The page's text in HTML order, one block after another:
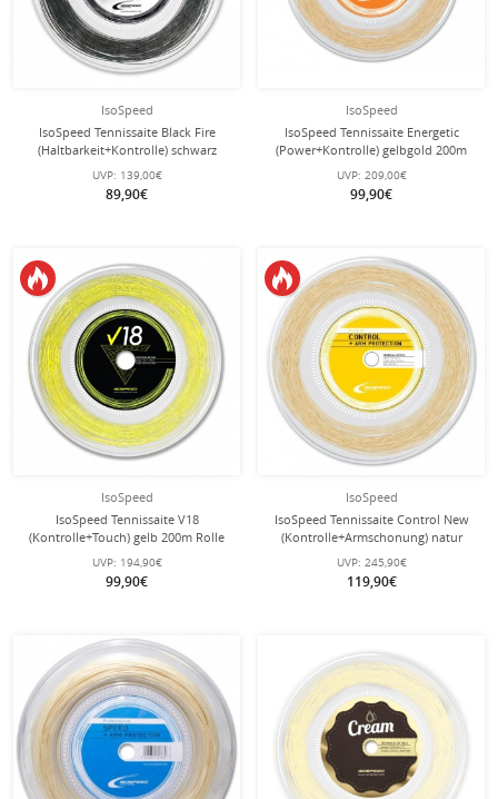
IsoSpeed
IsoSpeed Tennissaite Black Fire
(Haltbarkeit+Kontrolle) schwarz
200m Rolle
UVP: 139,00€
89,90€
IsoSpeed
IsoSpeed Tennissaite Energetic
(Power+Kontrolle) gelbgold 200m
Rolle
UVP: 209,00€
99,90€
IsoSpeed
IsoSpeed Tennissaite V18
(Kontrolle+Touch) gelb 200m Rolle
UVP: 194,90€
99,90€
IsoSpeed
IsoSpeed Tennissaite Control New
(Kontrolle+Armschonung) natur
200m Rolle
UVP: 245,90€
119,90€